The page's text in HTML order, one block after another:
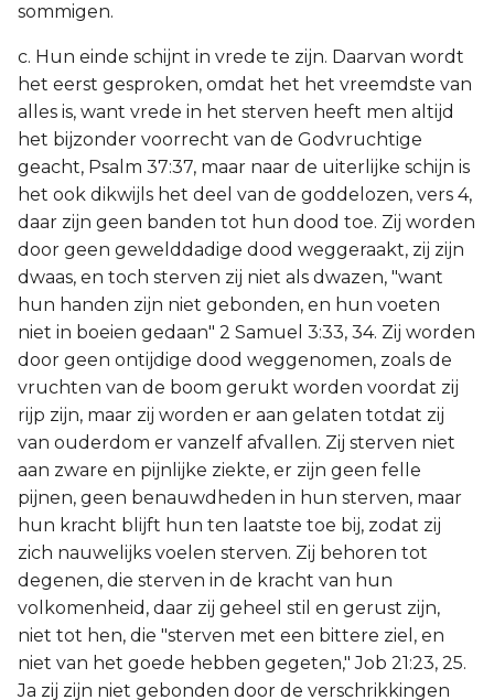
sommigen.
c. Hun einde schijnt in vrede te zijn. Daarvan wordt
het eerst gesproken, omdat het het vreemdste van
alles is, want vrede in het sterven heeft men altijd
het bijzonder voorrecht van de Godvruchtige
geacht, Psalm 37:37, maar naar de uiterlijke schijn is
het ook dikwijls het deel van de goddelozen, vers 4,
daar zijn geen banden tot hun dood toe. Zij worden
door geen gewelddadige dood weggeraakt, zij zijn
dwaas, en toch sterven zij niet als dwazen, "want
hun handen zijn niet gebonden, en hun voeten
niet in boeien gedaan" 2 Samuel 3:33, 34. Zij worden
door geen ontijdige dood weggenomen, zoals de
vruchten van de boom gerukt worden voordat zij
rijp zijn, maar zij worden er aan gelaten totdat zij
van ouderdom er vanzelf afvallen. Zij sterven niet
aan zware en pijnlijke ziekte, er zijn geen felle
pijnen, geen benauwdheden in hun sterven, maar
hun kracht blijft hun ten laatste toe bij, zodat zij
zich nauwelijks voelen sterven. Zij behoren tot
degenen, die sterven in de kracht van hun
volkomenheid, daar zij geheel stil en gerust zijn,
niet tot hen, die "sterven met een bittere ziel, en
niet van het goede hebben gegeten," Job 21:23, 25.
Ja zij zijn niet gebonden door de verschrikkingen